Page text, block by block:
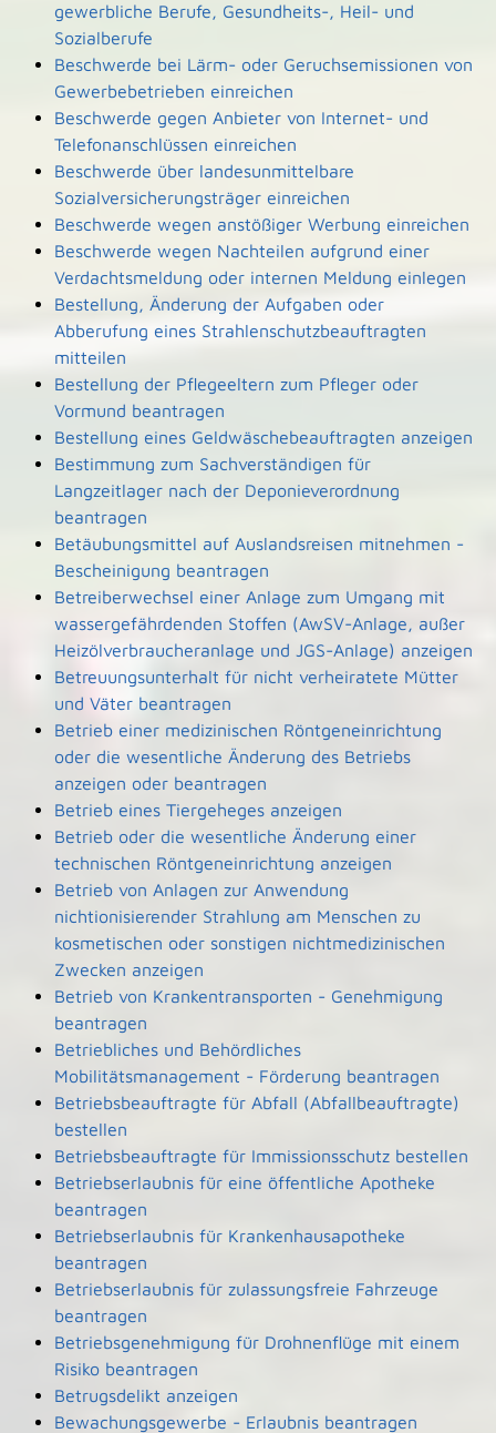
gewerbliche Berufe, Gesundheits-, Heil- und
Sozialberufe
Beschwerde bei Lärm- oder Geruchsemissionen von
Gewerbebetrieben einreichen
Beschwerde gegen Anbieter von Internet- und
Telefonanschlüssen einreichen
Beschwerde über landesunmittelbare
Sozialversicherungsträger einreichen
Beschwerde wegen anstößiger Werbung einreichen
Beschwerde wegen Nachteilen aufgrund einer
Verdachtsmeldung oder internen Meldung einlegen
Bestellung, Änderung der Aufgaben oder
Abberufung eines Strahlenschutzbeauftragten
mitteilen
Bestellung der Pflegeeltern zum Pfleger oder
Vormund beantragen
Bestellung eines Geldwäschebeauftragten anzeigen
Bestimmung zum Sachverständigen für
Langzeitlager nach der Deponieverordnung
beantragen
Betäubungsmittel auf Auslandsreisen mitnehmen -
Bescheinigung beantragen
Betreiberwechsel einer Anlage zum Umgang mit
wassergefährdenden Stoffen (AwSV-Anlage, außer
Heizölverbraucheranlage und JGS-Anlage) anzeigen
Betreuungsunterhalt für nicht verheiratete Mütter
und Väter beantragen
Betrieb einer medizinischen Röntgeneinrichtung
oder die wesentliche Änderung des Betriebs
anzeigen oder beantragen
Betrieb eines Tiergeheges anzeigen
Betrieb oder die wesentliche Änderung einer
technischen Röntgeneinrichtung anzeigen
Betrieb von Anlagen zur Anwendung
nichtionisierender Strahlung am Menschen zu
kosmetischen oder sonstigen nichtmedizinischen
Zwecken anzeigen
Betrieb von Krankentransporten - Genehmigung
beantragen
Betriebliches und Behördliches
Mobilitätsmanagement - Förderung beantragen
Betriebsbeauftragte für Abfall (Abfallbeauftragte)
bestellen
Betriebsbeauftragte für Immissionsschutz bestellen
Betriebserlaubnis für eine öffentliche Apotheke
beantragen
Betriebserlaubnis für Krankenhausapotheke
beantragen
Betriebserlaubnis für zulassungsfreie Fahrzeuge
beantragen
Betriebsgenehmigung für Drohnenflüge mit einem
Risiko beantragen
Betrugsdelikt anzeigen
Bewachungsgewerbe - Erlaubnis beantragen